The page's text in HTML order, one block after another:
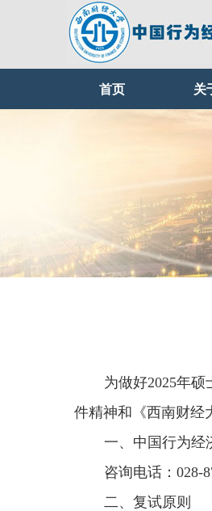
首页 关
为做好2025年
件精神和《西南财经
一、中国行为经
咨询电话：028-
二、复试原则